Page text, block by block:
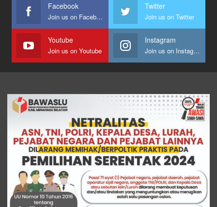
Facebook
Join us on Facebook
Twitter
Join us on Twitter
Youtube
Join us on Youtube
Instagram
Join us on Instagram